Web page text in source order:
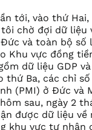
tới, vào thứ Hai,
tôi chờ đợi dữ liệu
và toàn bộ số
Khu vực đồng
dữ liệu GDP
thứ Ba, các chỉ
(PMI) ở Đức và
sau, ngày 2
được dữ liệu về
khu vực tư nhân